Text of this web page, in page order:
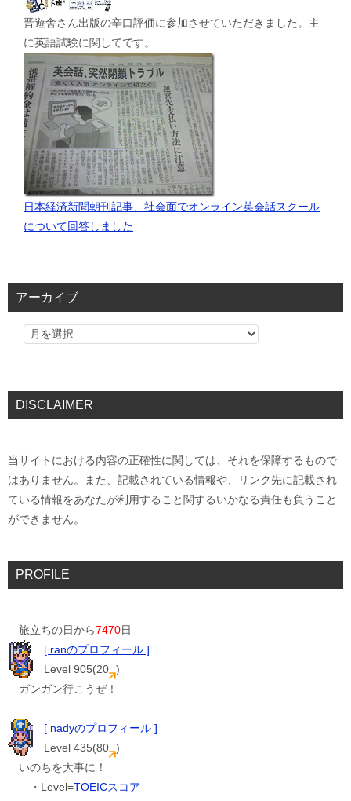
晋遊舎さん出版の辛口評価に参加させていただきました。主
に英語試験に関してです。
日本経済新聞朝刊記事、社会面でオンライン英会話スクール
について回答しました
アーカイブ
DISCLAIMER
当サイトにおける内容の正確性に関しては、それを保障するもので
はありません。また、記載されている情報や、リンク先に記載され
ている情報をあなたが利用すること関するいかなる責任も負うこと
ができません。
PROFILE
旅立ちの日から7470日
[ ranのプロフィール ]
Level 905(20 )
ガンガン行こうぜ！
[ nadyのプロフィール ]
Level 435(80 )
いのちを大事に！
・Level=TOEICスコア